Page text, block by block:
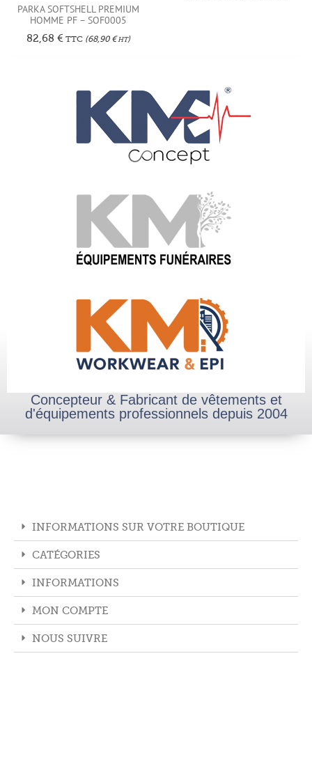
PARKA SOFTSHELL PREMIUM
HOMME PF – SOF0005
82,68 €TTC(68,90 €HT)
Concepteur & Fabricant de vêtements et
d'équipements professionnels depuis 2004
INFORMATIONS SUR VOTRE BOUTIQUE
CATÉGORIES
INFORMATIONS
MON COMPTE
NOUS SUIVRE